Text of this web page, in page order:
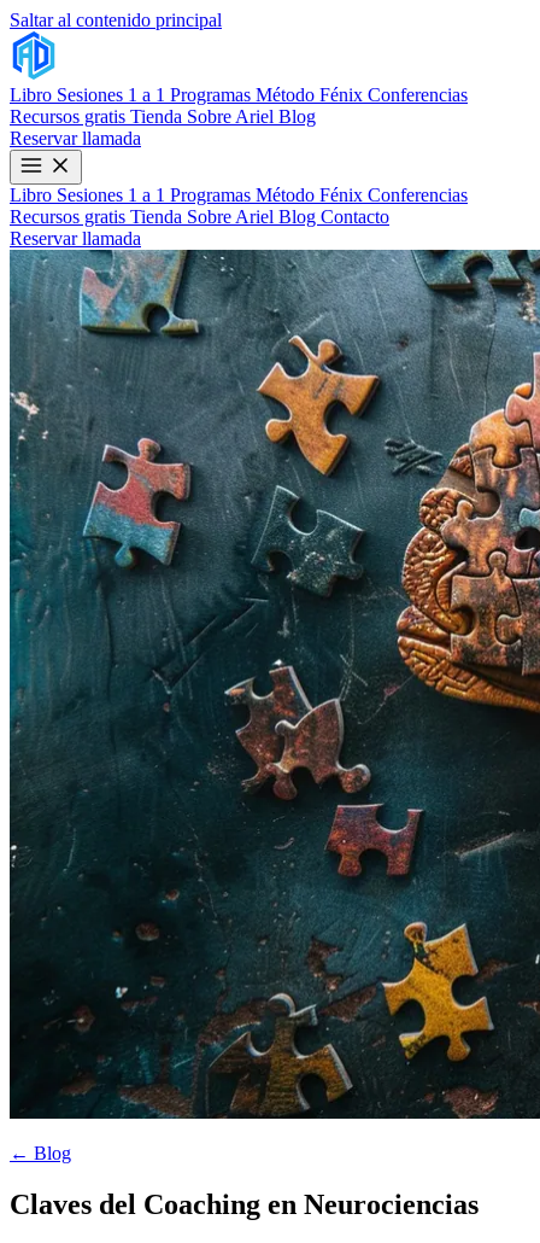
Saltar al contenido principal
Libro Sesiones 1 a 1 Programas Método Fénix Conferencias
Recursos gratis Tienda Sobre Ariel Blog
Reservar llamada
Libro Sesiones 1 a 1 Programas Método Fénix Conferencias
Recursos gratis Tienda Sobre Ariel Blog Contacto
Reservar llamada
← Blog
Claves del Coaching en Neurociencias